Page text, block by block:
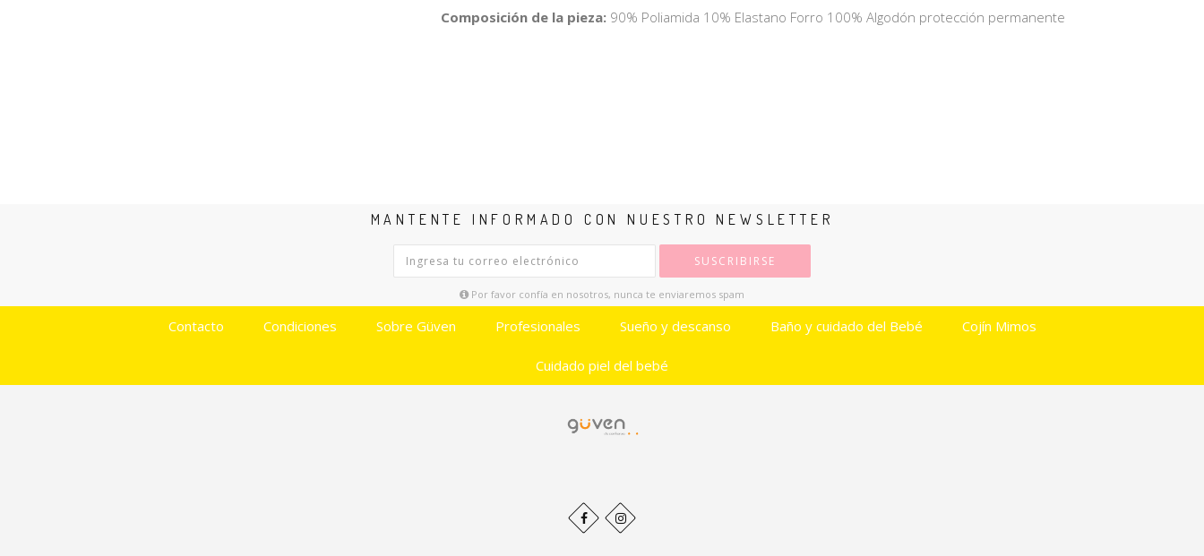
Composición de la pieza: 90% Poliamida 10% Elastano Forro 100% Algodón protección permanente
MANTENTE INFORMADO CON NUESTRO NEWSLETTER
SUSCRIBIRSE
Por favor confía en nosotros, nunca te enviaremos spam
Contacto Condiciones Sobre Güven Profesionales Sueño y descanso Baño y cuidado del Bebé Cojín Mimos
Cuidado piel del bebé